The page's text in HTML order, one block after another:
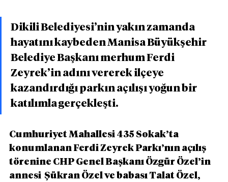
Dikili Belediyesi’nin yakın zamanda
hayatını kaybeden Manisa Büyükşehir
Belediye Başkanı merhum Ferdi
Zeyrek’in adını vererek ilçeye
kazandırdığı parkın açılışı yoğun bir
katılımla gerçekleşti.
Cumhuriyet Mahallesi 435 Sokak’ta
konumlanan Ferdi Zeyrek Parkı’nın açılış
törenine CHP Genel Başkanı Özgür Özel’in
annesi  Şükran Özel ve babası Talat Özel,